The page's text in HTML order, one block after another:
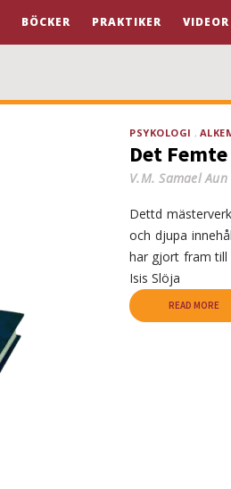
BÖCKER PRAKTIKER VIDEOR
PSYKOLOGI
Det
V.M. Samael
Dettd
och djupa
har gjort fram
Isis Slöja
READ MORE